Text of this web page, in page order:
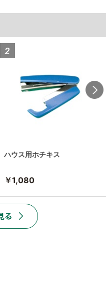
ハウス用ホチキス
￥1,080